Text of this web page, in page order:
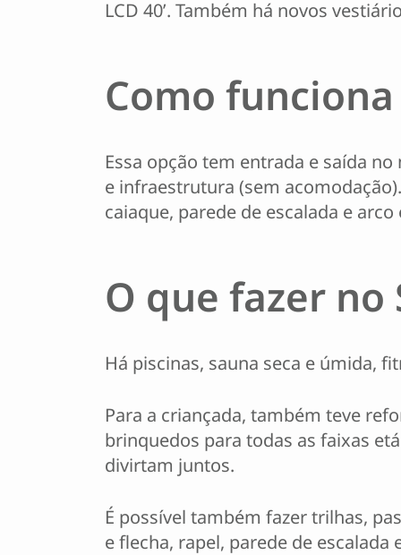
LCD 40’. Também há novos
Como
Essa opção tem entrada e saída
e infraestrutura (sem
caiaque, parede de escalada e arco
O que fazer no
Há piscinas, sauna seca e úmida,
Para a criançada, também teve
brinquedos para todas as faixas
divirtam juntos.
É possível também fazer trilhas,
e flecha, rapel, parede de escalada